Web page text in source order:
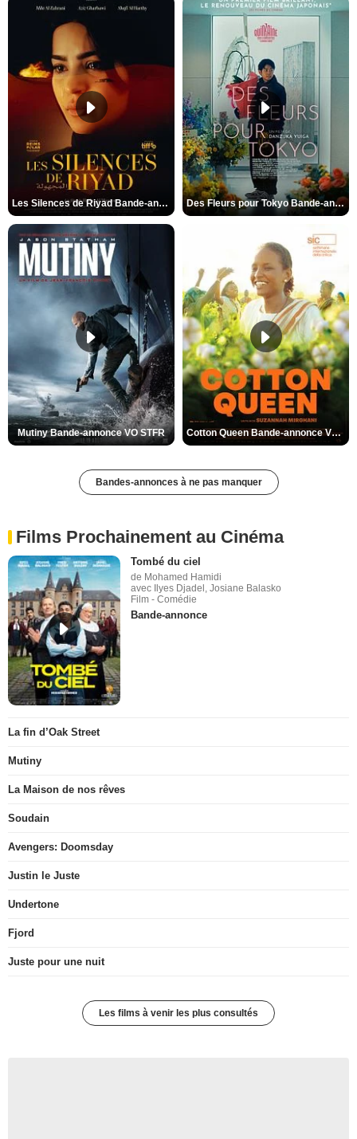
Les Silences de Riyad Bande-annonce VO STFR Des Fleurs pour Tokyo Bande-annonce VO STFR
Mutiny Bande-annonce VO STFR Cotton Queen Bande-annonce VO STFR
Bandes-annonces à ne pas manquer
Films Prochainement au Cinéma
Tombé du ciel
de Mohamed Hamidi
avec Ilyes Djadel, Josiane Balasko
Film - Comédie
Bande-annonce
La fin d’Oak Street
Mutiny
La Maison de nos rêves
Soudain
Avengers: Doomsday
Justin le Juste
Undertone
Fjord
Juste pour une nuit
Les films à venir les plus consultés